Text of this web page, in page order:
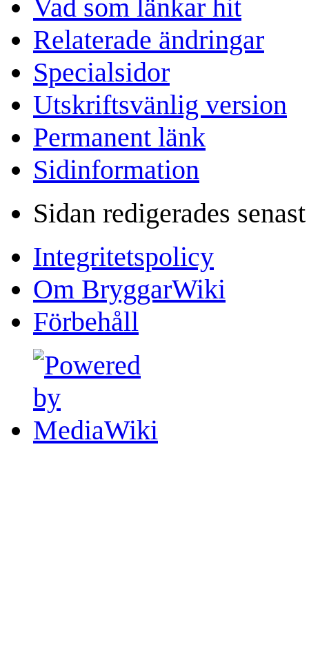
Vad som länkar hit
Relaterade ändringar
Specialsidor
Utskriftsvänlig version
Permanent länk
Sidinformation
Sidan redigerades
Integritetspolicy
Om BryggarWiki
Förbehåll